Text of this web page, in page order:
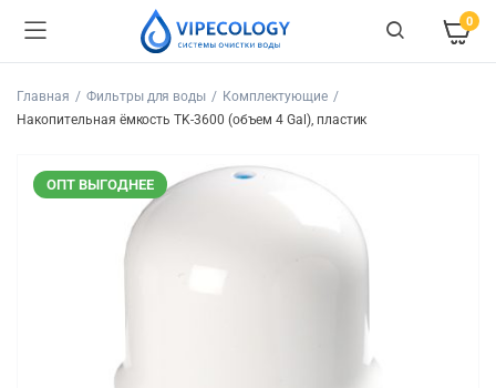
0
Главная Фильтры для воды
Комплектующие
Накопительная ёмкость TK-3600 (объем 4 Gal), пластик
ОПТ ВЫГОДНЕЕ